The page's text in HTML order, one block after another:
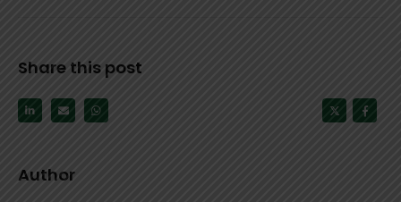
Share this post
Author